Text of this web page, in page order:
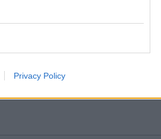
Privacy Policy
le ultime notizie pubblicate sul sito web!